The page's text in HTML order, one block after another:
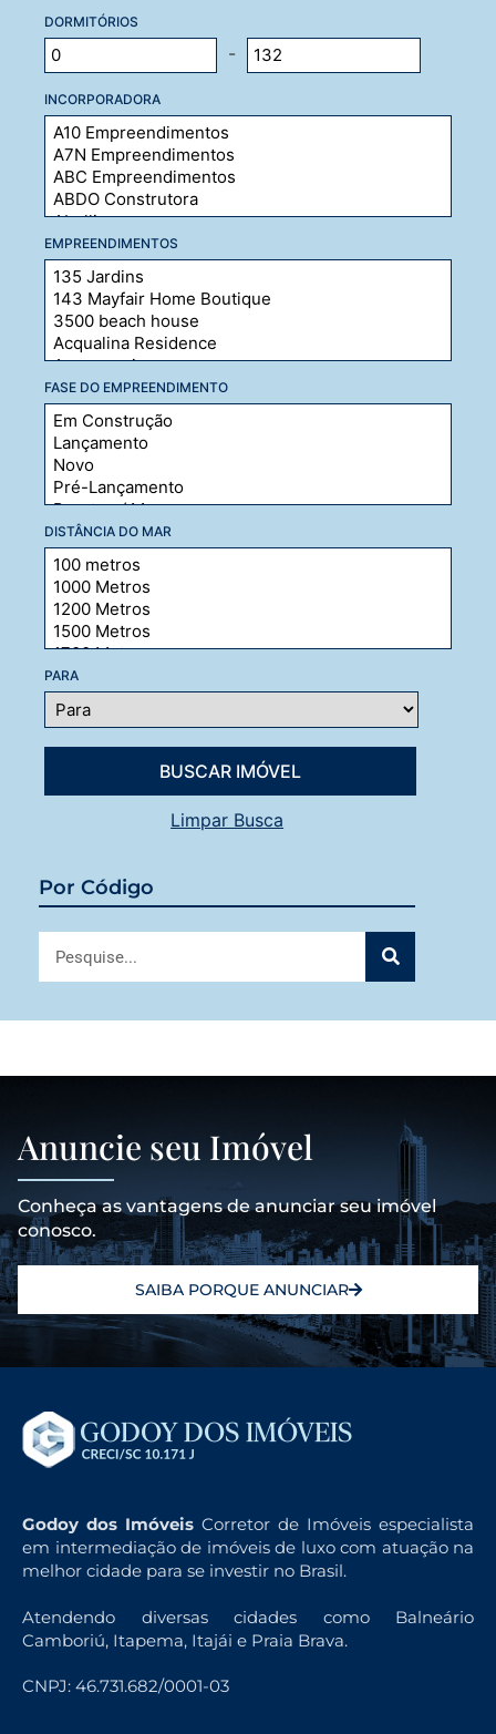
DORMITÓRIOS
-
INCORPORADORA
EMPREENDIMENTOS
FASE DO EMPREENDIMENTO
DISTÂNCIA DO MAR
PARA
Limpar Busca
Por Código
Anuncie seu Imóvel
Conheça as vantagens de anunciar seu imóvel
conosco.
SAIBA PORQUE ANUNCIAR
Godoy dos Imóveis Corretor de Imóveis especialista
em intermediação de imóveis de luxo com atuação na
melhor cidade para se investir no Brasil.
Atendendo diversas cidades como Balneário
Camboriú, Itapema, Itajái e Praia Brava.
CNPJ: 46.731.682/0001-03